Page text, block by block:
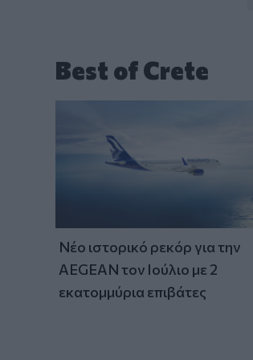
Best of Crete
Νέο ιστορικό ρεκόρ για την
AEGEAN τον Ιούλιο με 2
εκατομμύρια επιβάτες